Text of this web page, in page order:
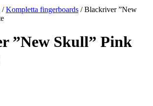
/Kompletta fingerboards / Blackriver ”New
”New Skull” Pink